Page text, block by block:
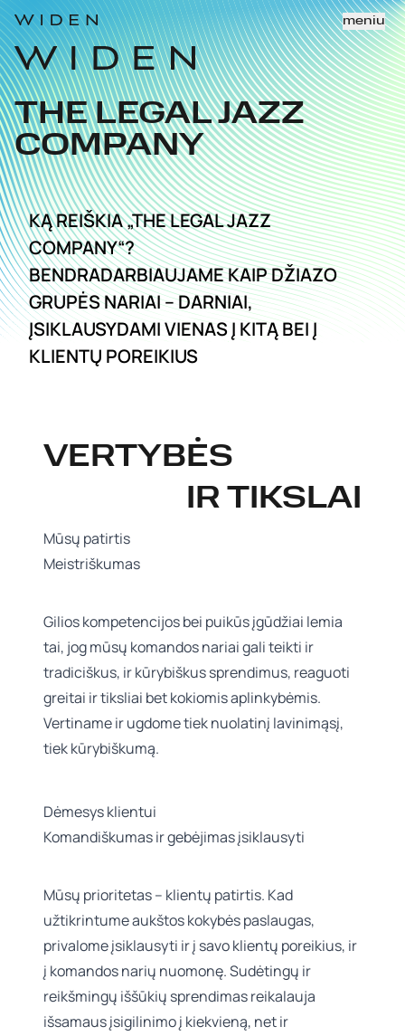
meniu
THE LEGAL JAZZ
COMPANY
KĄ REIŠKIA „THE LEGAL JAZZ
COMPANY“?
BENDRADARBIAUJAME KAIP DŽIAZO
GRUPĖS NARIAI – DARNIAI,
ĮSIKLAUSYDAMI VIENAS Į KITĄ BEI Į
KLIENTŲ POREIKIUS
VERTYBĖS
IR TIKSLAI
Mūsų patirtis
Meistriškumas
Gilios kompetencijos bei puikūs įgūdžiai lemia
tai, jog mūsų komandos nariai gali teikti ir
tradiciškus, ir kūrybiškus sprendimus, reaguoti
greitai ir tiksliai bet kokiomis aplinkybėmis.
Vertiname ir ugdome tiek nuolatinį lavinimąsį,
tiek kūrybiškumą.
Dėmesys klientui
Komandiškumas ir gebėjimas įsiklausyti
Mūsų prioritetas – klientų patirtis. Kad
užtikrintume aukštos kokybės paslaugas,
privalome įsiklausyti ir į savo klientų poreikius, ir
į komandos narių nuomonę. Sudėtingų ir
reikšmingų iššūkių sprendimas reikalauja
išsamaus įsigilinimo į kiekvieną, net ir